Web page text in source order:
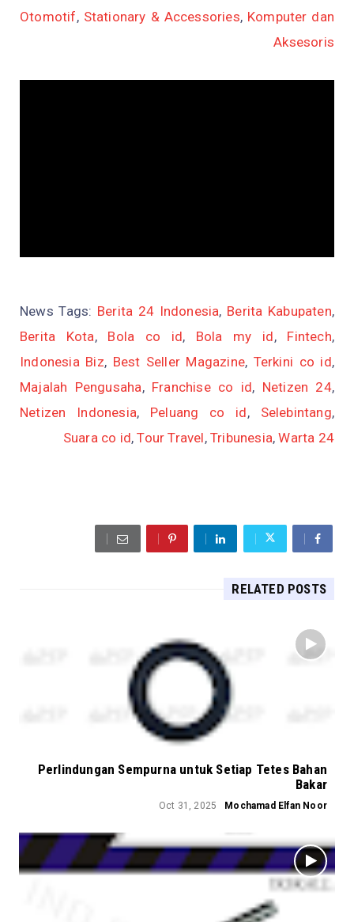
Otomotif, Stationary & Accessories, Komputer dan
Aksesoris
News Tags: Berita 24 Indonesia, Berita Kabupaten,
Berita Kota, Bola co id, Bola my id, Fintech,
Indonesia Biz, Best Seller Magazine, Terkini co id,
Majalah Pengusaha, Franchise co id, Netizen 24,
Netizen Indonesia, Peluang co id, Selebintang,
Suara co id,Tour Travel, Tribunesia,Warta 24
RELATED POSTS
Perlindungan Sempurna untuk Setiap Tetes Bahan
Bakar
Mochamad Elfan Noor
Oct 31, 2025